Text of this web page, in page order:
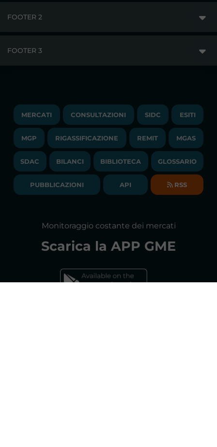
PUBBLICAZIONI
COMUNICATI/NEWS
NEWSLETTER
BILANCI DI ESERCIZIO
FOOTER 2
LAVORA CON NOI
BANDI DI GARA E CONTRATTI
SOCIETA' TRASPARENTE
FOOTER 3
TRAYPORT M. ELETTRICO
LIQUIDITY PROVIDERS
BIBLIOTECA
GLOSSARIO
DICHIARAZIONE DI ACCESSIBILITÀ
FAQs MERCATO ELETTRICO
MERCATI CONSULTAZIONI SIDC ESITI
MGP RIGASSIFICAZIONE REMIT MGAS
SDAC BILANCI BIBLIOTECA GLOSSARIO
PUBBLICAZIONI API RSS
Monitoraggio costante dei mercati
Scarica la APP GME